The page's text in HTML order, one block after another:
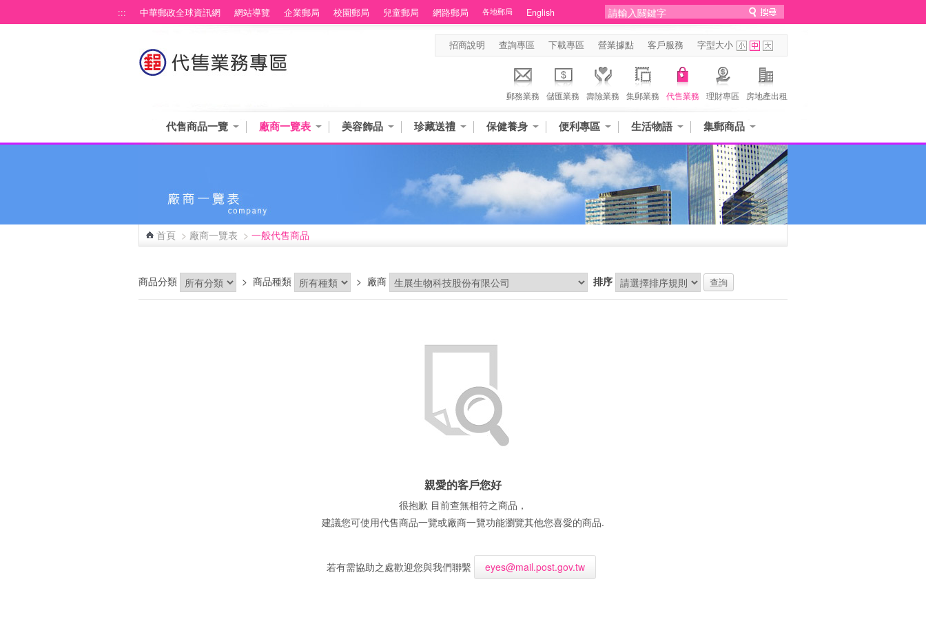
::: 中華郵政全球資訊網 網站導覽 企業郵局 校園郵局 兒童郵局 網路郵局 各地郵局 English
招商說明 查詢專區 下載專區 營業據點 客戶服務 字型大小
郵務業務 儲匯業務 壽險業務 集郵業務 代售業務 理財專區 房地產出租
代售商品一覽 廠商一覽表 美容飾品 珍藏送禮 保健養身 便利專區 生活物語 集郵商品
首頁 > 廠商一覽表 > 一般代售商品
商品分類 > 商品種類 > 廠商 排序
親愛的客戶您好
很抱歉 目前查無相符之商品，
建議您可使用代售商品一覽或廠商一覽功能瀏覽其他您喜愛的商品.
若有需協助之處歡迎您與我們聯繫 eyes@mail.post.gov.tw